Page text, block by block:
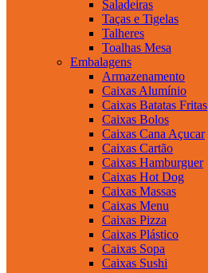
Saladeiras
Taças e Tigelas
Talheres
Toalhas Mesa
Embalagens
Armazenamento
Caixas Alumínio
Caixas Batatas Fritas
Caixas Bolos
Caixas Cana Açucar
Caixas Cartão
Caixas Hamburguer
Caixas Hot Dog
Caixas Massas
Caixas Menu
Caixas Pizza
Caixas Plástico
Caixas Sopa
Caixas Sushi